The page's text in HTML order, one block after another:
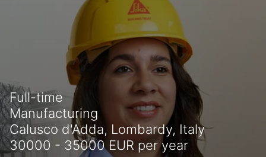
Full-time
Manufacturing
Calusco d'Adda, Lombardy, Italy
30000 - 35000 EUR per year